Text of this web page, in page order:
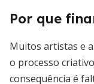
Por que
Muitos artistas e
o processo
consequência é